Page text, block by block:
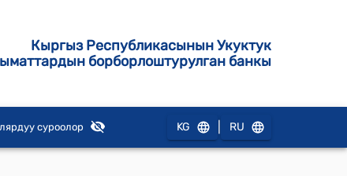
Кыргыз Республикасынын Укуктук
борборлоштурулган банкы
суроолор KG RU